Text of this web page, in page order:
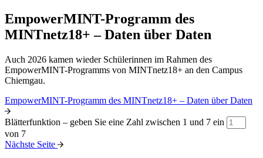
EmpowerMINT-Programm des
MINTnetz18+ – Daten über Daten
Auch 2026 kamen wieder Schülerinnen im Rahmen des
EmpowerMINT-Programms von MINTnetz18+ an den Campus
Chiemgau.
EmpowerMINT-Programm des MINTnetz18+ – Daten über Daten
Blätterfunktion – geben Sie eine Zahl zwischen 1 und 7 ein
von 7
Nächste Seite